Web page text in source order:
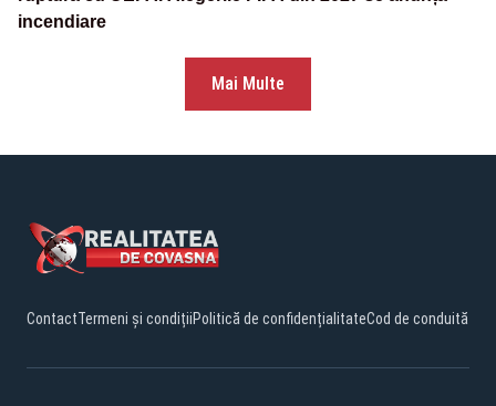
incendiare
Mai Multe
ContactTermeni și condițiiPolitică de confidențialitateCod de conduită